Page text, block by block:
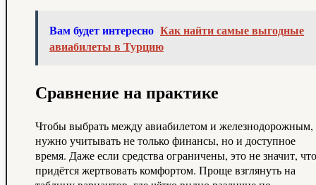
Вам будет интересно Как найти самые выгодные
авиабилеты в Турцию
Сравнение на практике
Чтобы выбрать между авиабилетом и железнодорожным,
нужно учитывать не только финансы, но и доступное
время. Даже если средства ограничены, это не значит, что
придётся жертвовать комфортом. Проще взглянуть на